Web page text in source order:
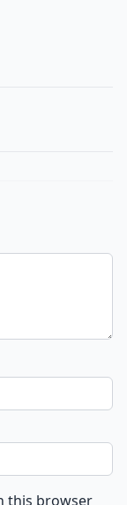
this browser